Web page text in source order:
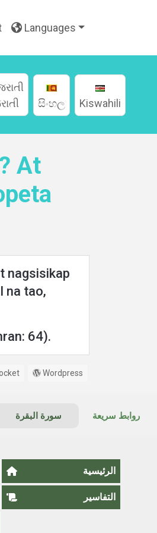
Languages
සිංහල Kiswahili
At
nagsisikap
na tao,
64).
Wordpress
روابط سريعة سورة البقرة
الرئيسية
التفاسير